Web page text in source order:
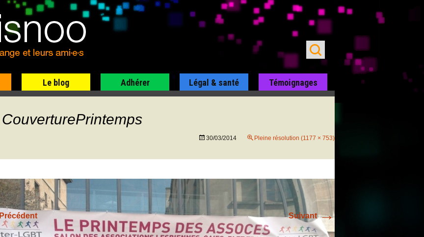
Le blog Adhérer Légal & santé Témoignages
CouverturePrintemps
30/03/2014 Pleine résolution (1177 × 753)
Précédent Suivant→